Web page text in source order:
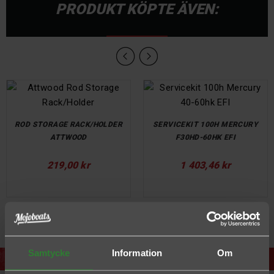
Samtycke Information Om
PRODUKT KÖPTE ÄVEN:
ROD STORAGE RACK/HOLDER
ATTWOOD
Pris
219,00 kr
SERVICEKIT 100H MERCURY
F30HD-60HK EFI
Pris
1 403,46 kr